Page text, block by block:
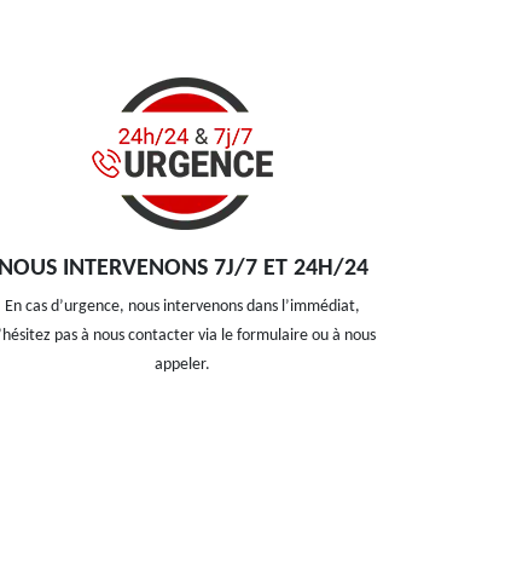
NOUS INTERVENONS 7J/7 ET 24H/24
En cas d’urgence, nous intervenons dans l’immédiat,
pas à nous contacter via le formulaire ou à nous
appeler.